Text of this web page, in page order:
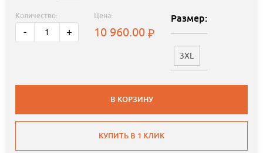
Количество:
- +
Цена:
10 960.00
Размер:
3XL
В КОРЗИНУ
КУПИТЬ В 1 КЛИК